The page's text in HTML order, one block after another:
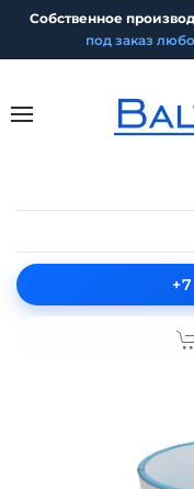
Собственное
под заказ